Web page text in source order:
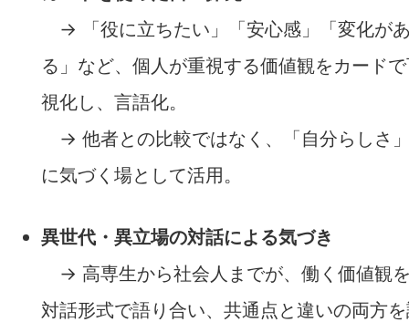
→ 「役に立ちたい」「安心感」「変化が
る」など、個人が重視する価値観をカード
視化し、言語化。
→ 他者との比較ではなく、「自分らしさ
に気づく場として活用。
異世代・異立場の対話による気づき
→ 高専生から社会人までが、働く価値観
対話形式で語り合い、共通点と違いの両方